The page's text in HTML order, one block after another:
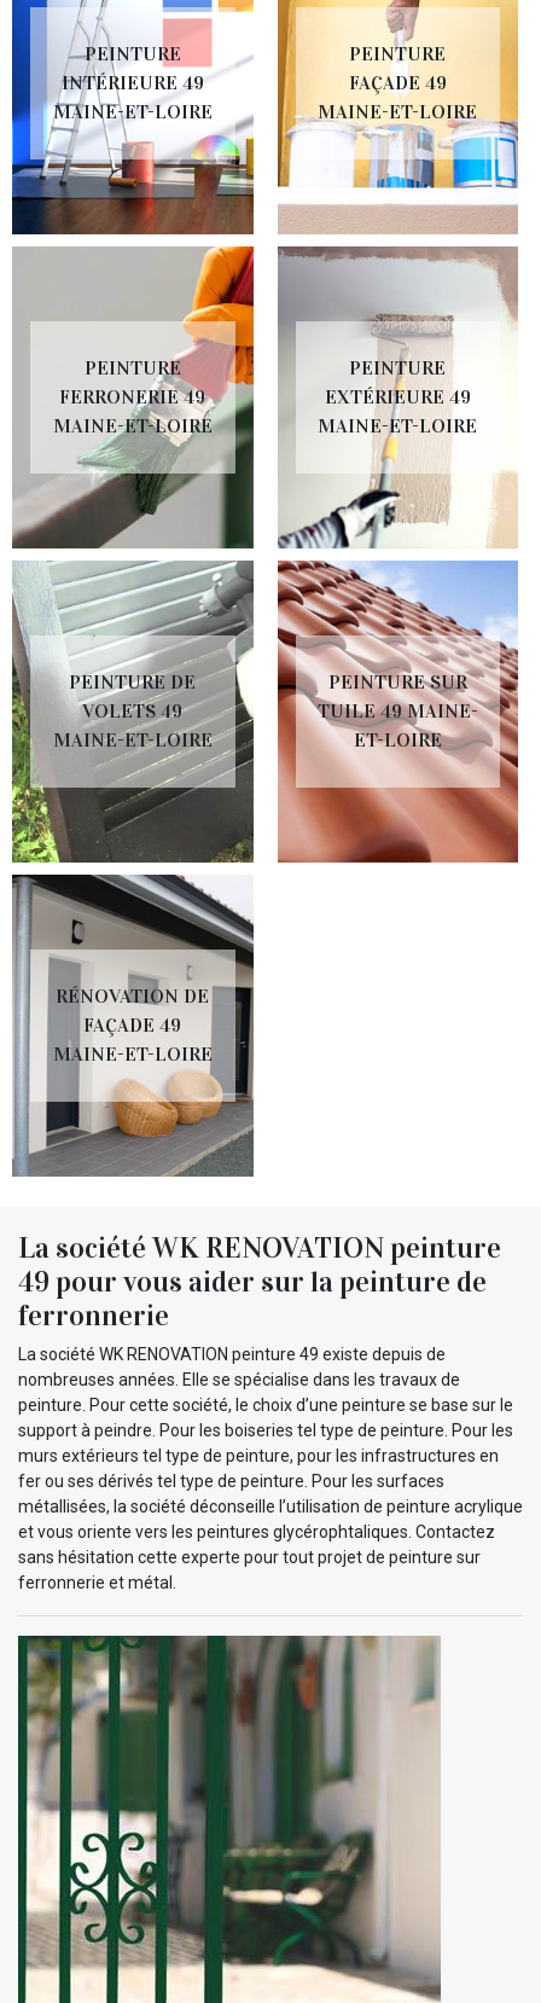
PEINTURE
INTÉRIEURE 49
MAINE-ET-LOIRE
PEINTURE
FAÇADE 49
MAINE-ET-LOIRE
PEINTURE
FERRONERIE 49
MAINE-ET-LOIRE
PEINTURE
EXTÉRIEURE 49
MAINE-ET-LOIRE
PEINTURE DE
VOLETS 49
MAINE-ET-LOIRE
PEINTURE SUR
TUILE 49 MAINE-
ET-LOIRE
RÉNOVATION DE
FAÇADE 49
MAINE-ET-LOIRE
La société WK RENOVATION peinture
49 pour vous aider sur la peinture de
ferronnerie
La société WK RENOVATION peinture 49 existe depuis de
nombreuses années. Elle se spécialise dans les travaux de
peinture. Pour cette société, le choix d’une peinture se base sur le
support à peindre. Pour les boiseries tel type de peinture. Pour les
murs extérieurs tel type de peinture, pour les infrastructures en
fer ou ses dérivés tel type de peinture. Pour les surfaces
métallisées, la société déconseille l’utilisation de peinture acrylique
et vous oriente vers les peintures glycérophtaliques. Contactez
sans hésitation cette experte pour tout projet de peinture sur
ferronnerie et métal.